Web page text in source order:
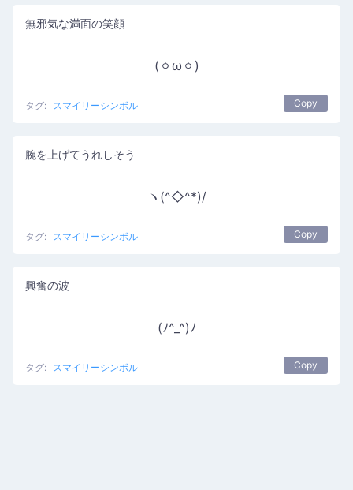
無邪気な満面の笑顔
(ㆁωㆁ)
タグ: スマイリーシンボル Copy
腕を上げてうれしそう
ヽ(^◇^*)/
タグ: スマイリーシンボル Copy
興奮の波
(ﾉ^_^)ﾉ
タグ: スマイリーシンボル Copy